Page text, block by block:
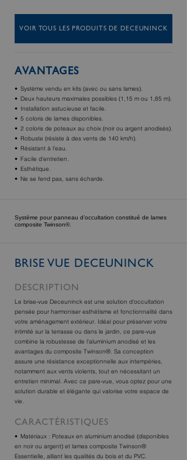
VOIR TOUS LES PRODUITS DE DECEUNINCK
AVANTAGES
Système vendu en kits (avec ou sans lames).
Deux hauteurs maximales possibles (1,15 m ou 1,85 m).
Installation astucieuse et facile.
5 coloris de lames disponibles.
2 coloris de poteaux au choix (noir ou argent anodisés).
Robuste (résiste à des vents de 140 km/h).
Résistant à l'eau.
Facile d'entretien.
Esthétique.
Ne se fend pas, sans écharde.
Système pour panneau d’occultation constitué de lames
composite Twinson®.
BRISE VUE DECEUNINCK
DESCRIPTION
Le brise-vue Deceuninck est une solution d'occultation
pensée pour harmoniser esthétisme et fonctionnalité dans
votre aménagement extérieur. Idéal pour préserver votre
intimité sur la terrasse ou dans le jardin, ce pare-vue
combine la robustesse de l'aluminium anodisé et les
avantages du composite Twinson®. Sa conception
assure une résistance exceptionnelle aux intempéries,
notamment aux vents violents, tout en nécessitant un
entretien minimal. Avec ce pare-vue, vous optez pour une
solution durable et élégante qui valorise votre espace de
vie.
CARACTÉRISTIQUES
Matériaux : Poteaux en aluminium anodisé (disponibles
en noir ou argent) et lames composite Twinson®
Essentielle, alliant les qualités du bois et du PVC.